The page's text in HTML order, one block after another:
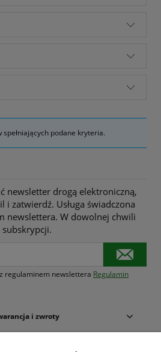
podane kryteria.
newsletter drogą elektroniczną,
i zatwierdź. Usługa świadczona
newslettera. W dowolnej chwili
subskrypcji.
regulaminem newslettera Regulamin
i zwroty